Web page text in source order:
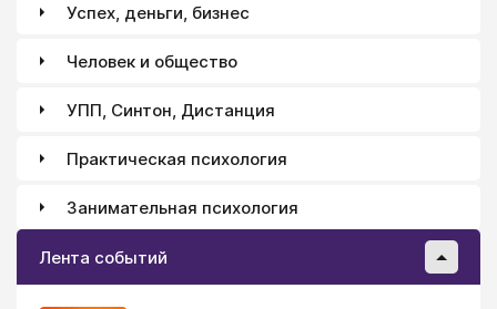
Успех, деньги, бизнес
Человек и общество
УПП, Синтон, Дистанция
Практическая психология
Занимательная психология
Лента событий